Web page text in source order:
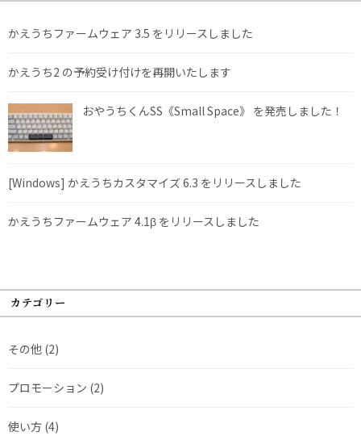
かえうちファームウェア 3.5 をリリースしました
かえうち2 の予約受け付けを再開いたします
おやうちくんSS《Small Space》 を発売しました！
[Windows] かえうちカスタマイズ 6.3 をリリースしました
かえうちファームウェア 4.1β をリリースしました
カテゴリー
その他 (2)
プロモーション (2)
使い方 (4)